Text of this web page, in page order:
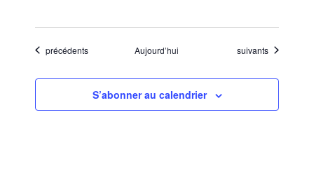
Évènements
précédents Aujourd’hui Évènements
suivants
S’abonner au calendrier